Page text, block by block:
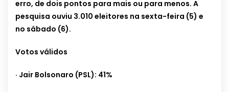
erro, de dois pontos para mais ou para menos. A
pesquisa ouviu 3.010 eleitores na sexta-feira (5) e
no sábado (6).
Votos válidos
· Jair Bolsonaro (PSL): 41%